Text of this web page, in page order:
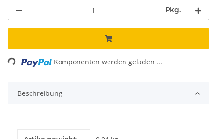
Pkg.
Komponenten werden geladen ...
Beschreibung